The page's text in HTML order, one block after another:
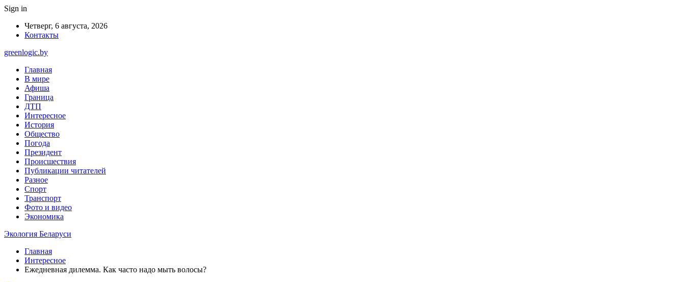
Sign in
Четверг, 6 августа, 2026
Контакты
greenlogic.by
Главная
В мире
Афиша
Граница
ДТП
Интересное
История
Общество
Погода
Президент
Происшествия
Публикации читателей
Разное
Спорт
Транспорт
Фото и видео
Экономика
Экология Беларуси
Главная
Интересное
Ежедневная дилемма. Как часто надо мыть волосы?